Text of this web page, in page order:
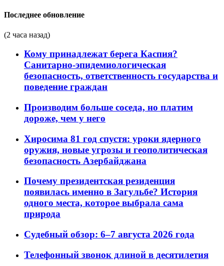
Последнее обновление
(2 часа назад)
Кому принадлежат берега Каспия?
Санитарно-эпидемиологическая
безопасность, ответственность государства и
поведение граждан
Производим больше соседа, но платим
дороже, чем у него
Хиросима 81 год спустя: уроки ядерного
оружия, новые угрозы и геополитическая
безопасность Азербайджана
Почему президентская резиденция
появилась именно в Загульбе? История
одного места, которое выбрала сама
природа
Судебный обзор: 6–7 августа 2026 года
Телефонный звонок длиной в десятилетия